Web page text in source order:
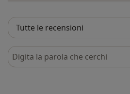
Cerca nelle recensioni